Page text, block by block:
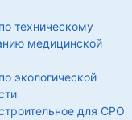
техническому
медицинской
экологической
для СРО